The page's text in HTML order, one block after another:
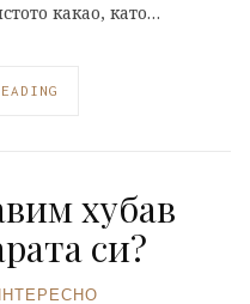
какао, като…
хубав
си?